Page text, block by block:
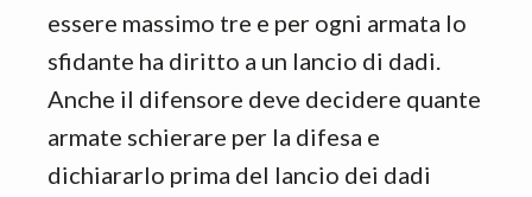
essere massimo tre e per ogni armata lo
sfidante ha diritto a un lancio di dadi.
Anche il difensore deve decidere quante
armate schierare per la difesa e
dichiararlo prima del lancio dei dadi